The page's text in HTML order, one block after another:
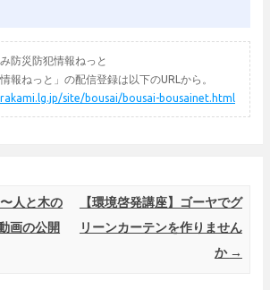
防災防犯情報ねっと
報ねっと」の配信登録は以下のURLから。
site/bousai/bousai-bousainet.html
人と木の
画の公開
【環境啓発講座】ゴーヤでグ
リーンカーテンを作りません
か →